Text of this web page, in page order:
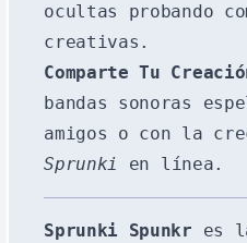
ocultas probando
creativas.
Comparte Tu
bandas sonoras
amigos o con la
Sprunki
en línea.
Sprunki Spunkr es